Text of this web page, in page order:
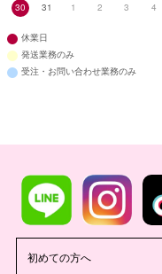
30
31 1 2 3 4
休業日
発送業務のみ
受注・お問い合わせ業務のみ
初めての方へ